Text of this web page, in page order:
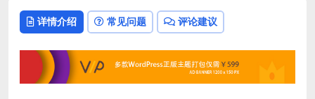
详情介绍 常见问题 评论建议